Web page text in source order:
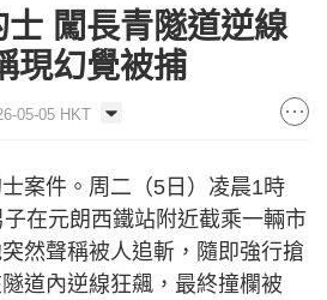
Time
闖長青隧道逆線
現幻覺被捕
05-05 HKT
案件。周二（5日）凌晨1時
在元朗西鐵站附近截乘一輛市
然聲稱被人追斬，隨即強行搶
道內逆線狂飆，最終撞欄被